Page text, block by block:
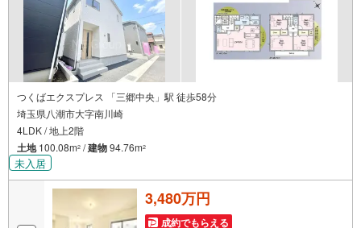
つくばエクスプレス 「三郷中央」駅 徒歩58分
埼玉県八潮市大字南川崎
4LDK / 地上2階
土地100.08m2 /建物94.76m2
未入居
3,480万円
成約でもらえる